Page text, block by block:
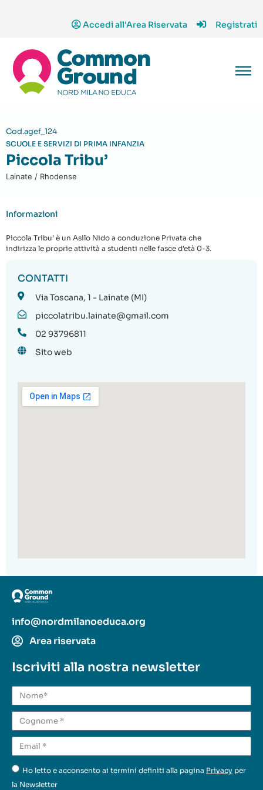
Accedi all'Area Riservata Registrati
Cod.agef_124
SCUOLE E SERVIZI DI PRIMA INFANZIA
Piccola Tribu’
Lainate / Rhodense
Informazioni
Piccola Tribu’ è un Asilo Nido a conduzione Privata che
indirizza le proprie attività a studenti nelle fasce d'età 0-3.
CONTATTI
Via Toscana, 1 - Lainate (MI)
piccolatribu.lainate@gmail.com
02 93796811
Sito web
info@nordmilanoeduca.org
Area riservata
Iscriviti alla nostra newsletter
Ho letto e acconsento ai termini definiti alla pagina Privacy per
la Newsletter